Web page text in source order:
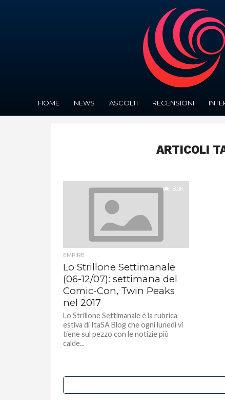
HOME NEWS ASCOLTI RECENSIONI
ARTICOLI
8.0K
EMPIRE
Lo Strillone Settimanale
(06-12/07): settimana del
Comic-Con, Twin Peaks
nel 2017
Lo Strillone Settimanale è la rubrica
estiva di ItaSA Blog che ogni lunedì vi
tiene sul pezzo con le notizie più
calde...